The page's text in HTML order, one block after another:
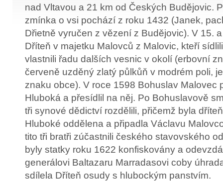
nad Vltavou a 21 km od Českých Budějovic.
zmínka o vsi pochází z roku 1432 (Janek,
Dřietně vyručen z vězení z Budějovic). V 15.
Dříteň v majetku Malovců z Malovic, kteří
vlastnili řadu dalších vesnic v okolí (erbovní
červeně uzděný zlatý půlkůň v modrém poli,
znaku obce). V roce 1598 Bohuslav Malovec
Hluboká a přesídlil na něj. Po Bohuslavově
tři synové dědictví rozdělili, přičemž byla
Hluboké oddělena a připadla Václavu
tito tři bratři zúčastnili českého stavovského
byly statky roku 1622 konfiskovány a
generálovi Baltazaru Marradasovi coby
sdílela Dříteň osudy s hlubockým panstvím.